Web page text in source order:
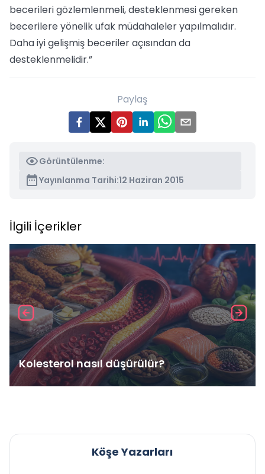
becerileri gözlemlenmeli, desteklenmesi gereken
becerilere yönelik ufak müdahaleler yapılmalıdır.
Daha iyi gelişmiş beceriler açısından da
desteklenmelidir.”
Paylaş
Görüntülenme:
Yayınlanma Tarihi:12 Haziran 2015
İlgili İçerikler
Kolesterol nasıl düşürülür?
Köşe Yazarları